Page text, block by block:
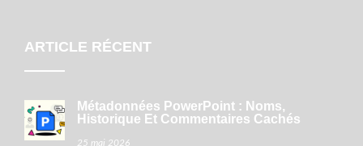
ARTICLE RÉCENT
Métadonnées PowerPoint : Noms,
Historique Et Commentaires Cachés
25 mai 2026